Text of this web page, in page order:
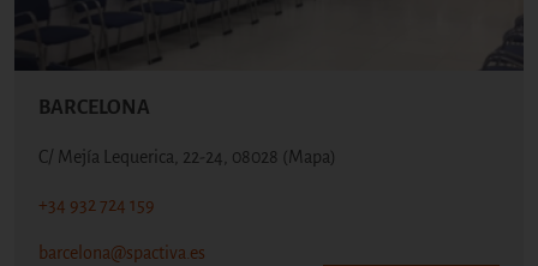
BARCELONA
C/ Mejía Lequerica, 22-24, 08028 (Mapa)
+34 932 724 159
barcelona@spactiva.es